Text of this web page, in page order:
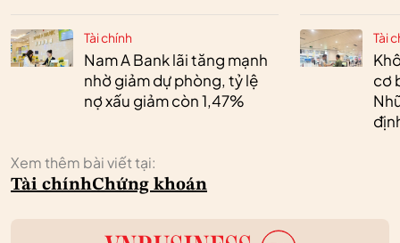
Tài chính
Nam A Bank lãi tăng mạnh
nhờ giảm dự phòng, tỷ lệ
nợ xấu giảm còn 1,47%
Tài
cơ
Xem thêm bài viết tại:
Tài chínhChứng khoán